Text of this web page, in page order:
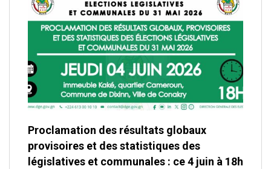
Proclamation des résultats globaux
provisoires et des statistiques des
législatives et communales : ce 4 juin à 18h